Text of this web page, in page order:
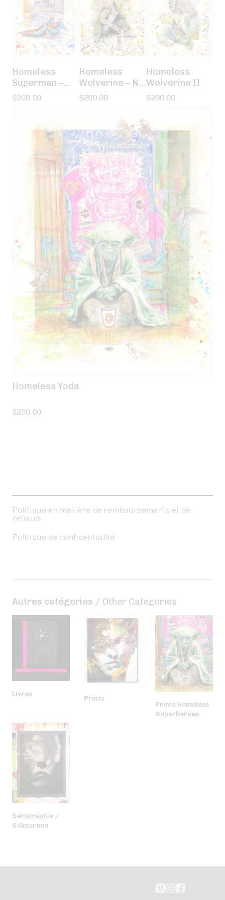
Homeless
Superman –
Free Gaza
$200.00
Homeless
Wolverine – Ni
dieu ni maître
$200.00
Homeless
Wolverine II
$200.00
Homeless Yoda
$200.00
Autres catégories / Other Categories
Livres
Prints
Prints Homeless
Superheroes
Sérigraphie /
Silkscreen
Politique en matière de remboursements et de
retours
Politique de confidentialité